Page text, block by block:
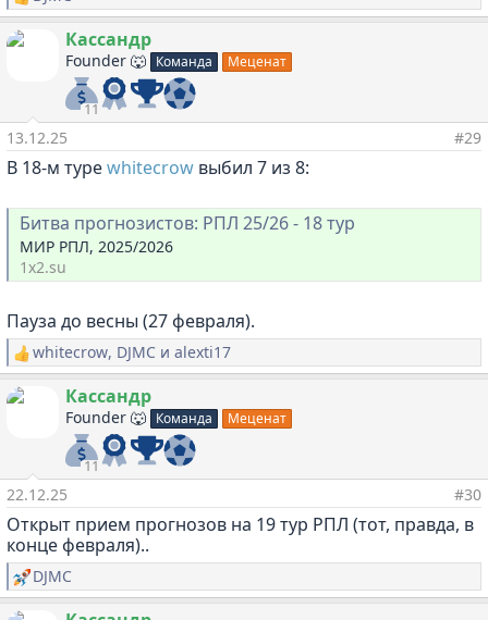
е
а
:
Кассандр
Founder 🐺 Команда Меценат
11
13.12.25 #29
В 18-м туреwhitecrow выбил 7 из 8:
Битва прогнозистов: РПЛ 25/26 - 18 тур
МИР РПЛ, 2025/2026
1x2.su
Пауза до весны (27 февраля).
Р
е
а
:
whitecrow, DJMC и alexti17
Кассандр
Founder 🐺 Команда Меценат
11
22.12.25 #30
Открыт прием прогнозов на 19 тур РПЛ (тот, правда, в
конце февраля)..
Р
е
DJMC